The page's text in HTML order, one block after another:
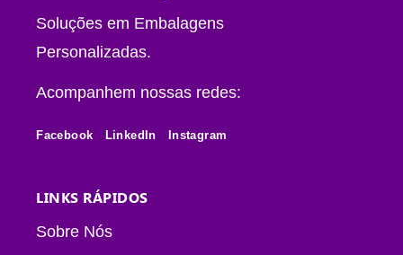
Soluções em Embalagens
Personalizadas.
Acompanhem nossas redes:
Facebook LinkedIn Instagram
LINKS RÁPIDOS
Sobre Nós